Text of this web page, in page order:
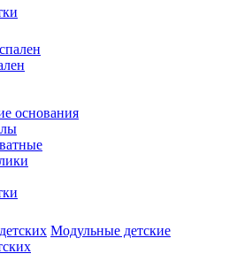
основания
Модульные детские